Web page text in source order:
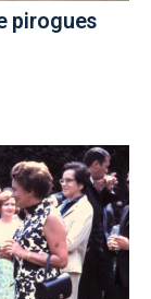
pirogues